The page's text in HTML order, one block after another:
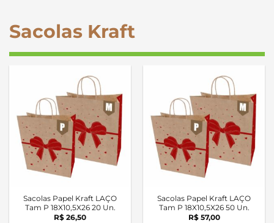
Sacolas Kraft
Sacolas Papel Kraft LAÇO
Tam P 18X10,5X26 20 Un.
R$ 26,50
Sacolas Papel Kraft LAÇO
Tam P 18X10,5X26 50 Un.
R$57,00